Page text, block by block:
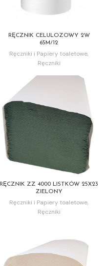
RĘCZNIK CELULOZOWY 2W
65M/12
Ręczniki i Papiery toaletowe,
Ręczniki
RĘCZNIK ZZ 4000 LISTKÓW 25X23
ZIELONY
Ręczniki i Papiery toaletowe,
Ręczniki